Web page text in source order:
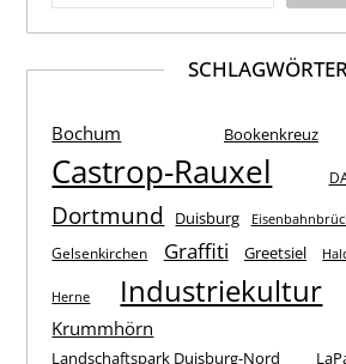
Bochum Bookenkreuz
Castrop-Rauxel
Dortmund Duisburg
Gelsenkirchen Graffiti Greetsiel
Herne Industriekultur
Krummhörn
Landschaftspark Duisburg-Nord